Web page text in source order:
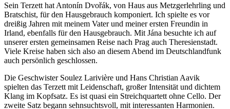
Sein Terzett hat Antonín Dvořák, von Haus aus Metzgerlehrling und
Bratschist, für den Hausgebrauch komponiert. Ich spielte es vor
dreißig Jahren mit meinem Vater und meiner ersten Freundin in
Irland, ebenfalls für den Hausgebrauch. Mit Jána besuchte ich auf
unserer ersten gemeinsamen Reise nach Prag auch Theresienstadt.
Viele Kreise haben sich also an diesem Abend im Deutschlandfunk
auch persönlich geschlossen.
Die Geschwister Soulez Larivière und Hans Christian Aavik
spielten das Terzett mit Leidenschaft, großer Intensität und dichtem
Klang im Kopfsatz. Es ist quasi ein Streichquartett ohne Cello. Der
zweite Satz begann sehnsuchtsvoll, mit interessanten Harmonien.